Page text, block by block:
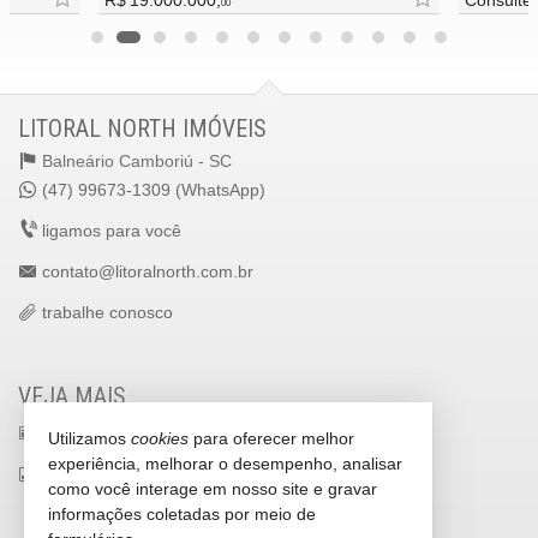
00
LITORAL NORTH IMÓVEIS
Balneário Camboriú - SC
(47) 99673-1309 (WhatsApp)
ligamos para você
contato@litoralnorth.com.br
trabalhe conosco
VEJA MAIS
receba nosso newsletter
indicadores financeiros
cadastre seu imóvel
Utilizamos cookies para oferecer melhor
experiência, melhorar o desempenho, analisar
como você interage em nosso site e gravar
informações coletadas por meio de